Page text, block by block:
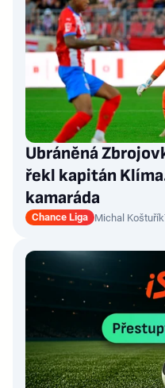
Ubráněná
řekl kapitán
kamaráda
Chance Liga Michal Koštuřík